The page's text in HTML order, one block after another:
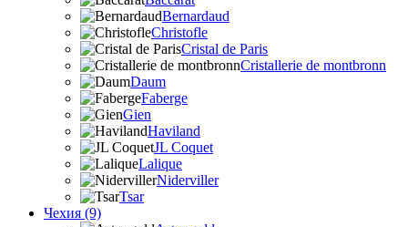
Bernardaud
Christofle
Cristal de Paris
Cristallerie de montbronn
Daum
Faberge
Gien
Haviland
JL Coquet
Lalique
Niderviller
Tsar
Чехия (9)